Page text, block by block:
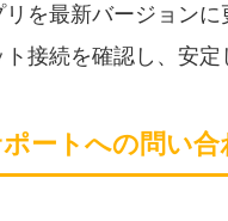
を最新バージョンに
接続を確認し、安定
ートへの問い合